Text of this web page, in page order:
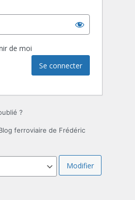
de moi
?
ferroviaire de Frédéric